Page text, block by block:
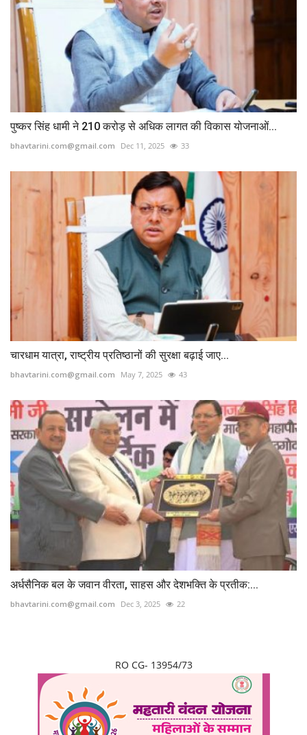
पुष्कर सिंह धामी ने 210 करोड़ से अधिक लागत की विकास योजनाओं...
bhavtarini.com@gmail.com Dec 11, 2025 33
चारधाम यात्रा, राष्ट्रीय प्रतिष्ठानों की सुरक्षा बढ़ाई जाए...
bhavtarini.com@gmail.com May 7, 2025 43
अर्धसैनिक बल के जवान वीरता, साहस और देशभक्ति के प्रतीक:...
bhavtarini.com@gmail.com Dec 3, 2025 22
RO CG- 13954/73